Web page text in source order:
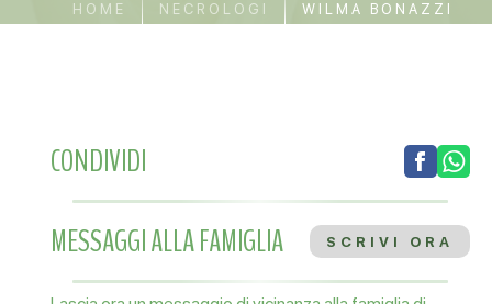
HOME NECROLOGI WILMA BONAZZI
CONDIVIDI
MESSAGGI ALLA FAMIGLIA
SCRIVI ORA